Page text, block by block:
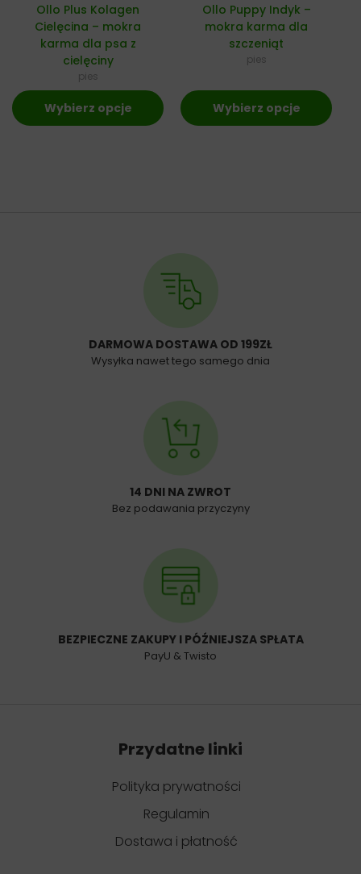
Ollo Plus Kolagen
Cielęcina – mokra
karma dla psa z
cielęciny
pies
Wybierz opcje
Ollo Puppy Indyk –
mokra karma dla
szczeniąt
pies
Wybierz opcje
DARMOWA DOSTAWA OD 199ZŁ
Wysyłka nawet tego samego dnia
14 DNI NA ZWROT
Bez podawania przyczyny
BEZPIECZNE ZAKUPY I PÓŹNIEJSZA SPŁATA
PayU & Twisto
Przydatne linki
Polityka prywatności
Regulamin
Dostawa i płatność